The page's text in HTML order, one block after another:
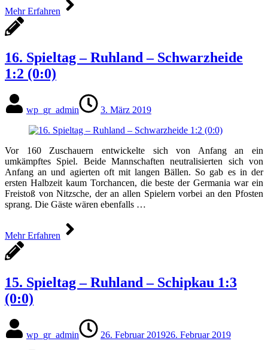
Mehr Erfahren
16. Spieltag – Ruhland – Schwarzheide
1:2 (0:0)
wp_gr_admin 3. März 2019
Vor 160 Zuschauern entwickelte sich von Anfang an ein
umkämpftes Spiel. Beide Mannschaften neutralisierten sich von
Anfang an und agierten oft mit langen Bällen. So gab es in der
ersten Halbzeit kaum Torchancen, die beste der Germania war ein
Freistoß von Nitzsche, der an allen Spielern vorbei an den Pfosten
sprang. Die Gäste wären ebenfalls …
Mehr Erfahren
15. Spieltag – Ruhland – Schipkau 1:3
(0:0)
wp_gr_admin 26. Februar 201926. Februar 2019